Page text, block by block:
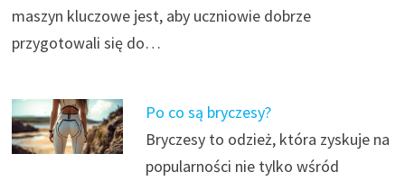
maszyn kluczowe jest, aby uczniowie dobrze
przygotowali się do…
Po co są bryczesy?
Bryczesy to odzież, która zyskuje na
popularności nie tylko wśród